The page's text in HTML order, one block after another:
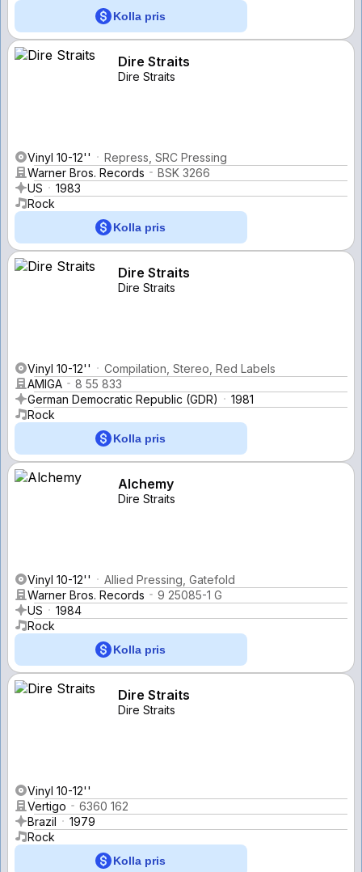
Kolla pris
Dire Straits
Dire Straits
Vinyl 10-12''
Repress, SRC Pressing
Warner Bros. Records
BSK 3266
US
1983
Rock
Kolla pris
Dire Straits
Dire Straits
Vinyl 10-12''
Compilation, Stereo, Red Labels
AMIGA
8 55 833
German Democratic Republic (GDR)
1981
Rock
Kolla pris
Alchemy
Dire Straits
Vinyl 10-12''
Allied Pressing, Gatefold
Warner Bros. Records
9 25085-1 G
US
1984
Rock
Kolla pris
Dire Straits
Dire Straits
Vinyl 10-12''
Vertigo
6360 162
Brazil
1979
Rock
Kolla pris